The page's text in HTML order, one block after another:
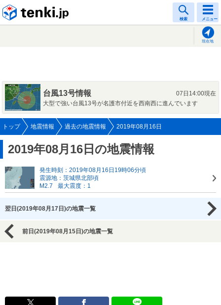
検索 メニュー
現在地
台風13号情報
07日14:00現在
大型で強い台風13号が名護市付近を西南西に進んでいます
トップ 地震情報 過去の地震情報 2019年08月16日
2019年08月16日の地震情報
発生時刻：2019年08月16日19時06分頃
震源地：茨城県北部頃
M2.7
最大震度：1
翌日(2019年08月17日)の地震一覧
前日(2019年08月15日)の地震一覧